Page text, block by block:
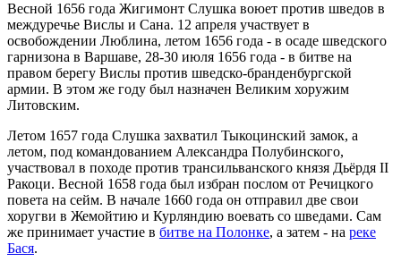
Весной 1656 года Жигимонт Слушка воюет против шведов в
междуречье Вислы и Сана. 12 апреля участвует в
освобождении Люблина, летом 1656 года - в осаде шведского
гарнизона в Варшаве, 28-30 июля 1656 года - в битве на
правом берегу Вислы против шведско-бранденбургской
армии. В этом же году был назначен Великим хоружим
Литовским.
Летом 1657 года Слушка захватил Тыкоцинский замок, а
летом, под командованием Александра Полубинского,
участвовал в походе против трансильванского князя Дьёрдя ІІ
Ракоци. Весной 1658 года был избран послом от Речицкого
повета на сейм. В начале 1660 года он отправил две свои
хоругви в Жемойтию и Курляндию воевать со шведами. Сам
же принимает участие в битве на Полонке, а затем - на реке
Бася.